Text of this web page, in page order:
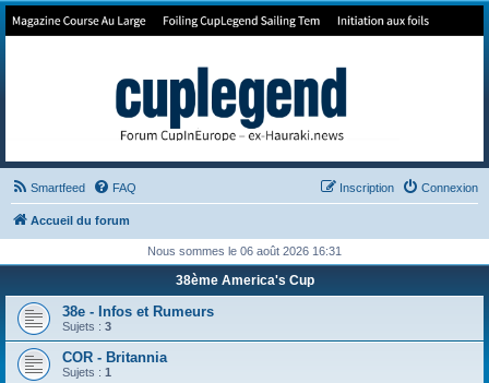
Forum de Cup In Europe
Smartfeed FAQ Connexion
Inscription
Accueil du forum
Nous sommes le 06 août 2026 16:31
38ème America's Cup
38e - Infos et Rumeurs
Sujets : 3
COR - Britannia
Sujets : 1